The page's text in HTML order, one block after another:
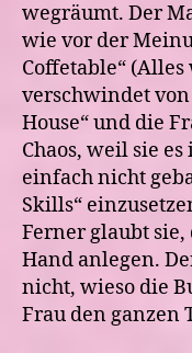
wegräumt. Der
wie vor der
Coffetable“
verschwindet von
House“ und die
Chaos, weil sie
einfach nicht
Skills“
Ferner glaubt
Hand anlegen.
nicht, wieso die
Frau den ganzen